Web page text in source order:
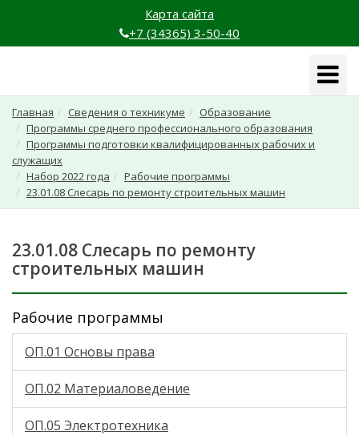
Карта сайта
+7 (34365) 3-50-40
Главная Сведения о техникуме
Образование
Программы среднего профессионального образования
Программы подготовки квалифицированных рабочих и
служащих
Набор 2022 года
Рабочие программы
23.01.08 Слесарь по ремонту строительных машин
23.01.08 Слесарь по ремонту
строительных машин
Рабочие программы
ОП.01 Основы права
ОП.02 Материаловедение
ОП.05 Электротехника